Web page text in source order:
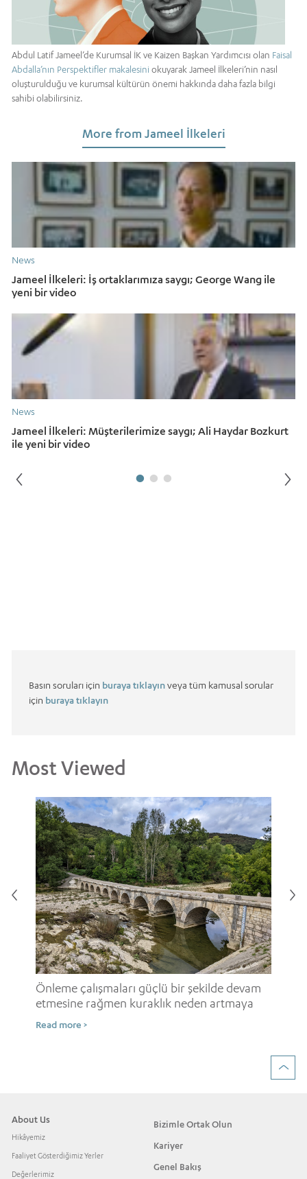
Abdul Latif Jameel’de Kurumsal İK ve Kaizen Başkan Yardımcısı olan Faisal
Abdalla’nın Perspektifler makalesini okuyarak Jameel İlkeleri’nin nasıl
oluşturulduğu ve kurumsal kültürün önemi hakkında daha fazla bilgi
sahibi olabilirsiniz.
More from Jameel İlkeleri
News
Jameel İlkeleri: İş ortaklarımıza saygı; George Wang ile
yeni bir video
News
Jameel İlkeleri: Müşterilerimize saygı; Ali Haydar Bozkurt
ile yeni bir video
Basın soruları için buraya tıklayınveya tüm kamusal sorular
için buraya tıklayın
Most Viewed
Önleme çalışmaları güçlü bir şekilde devam
etmesine rağmen kuraklık neden artmaya
devam ediyor?
Read more >
About Us
Hikâyemiz
Faaliyet Gösterdiğimiz Yerler
Değerlerimiz
Bizimle Ortak Olun
Kariyer
Genel Bakış